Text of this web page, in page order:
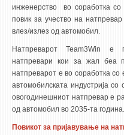
СТУДЕНТСКА СЛУЖБА
БИБЛИОТЕКА
СТИПЕНДИИ/ПРАКСИ
СТИПЕНДИИ
инженерство во соработка со
повик за учество на
влез/излез од автомобил.
Натпреварот Team3Win e
натпревари кои за жал беа
натпреварот е во соработка со
автомобилската индустрија
овогодинешниот натпревар е
од автомобил во 2035-та година.
Повикот за пријавување на